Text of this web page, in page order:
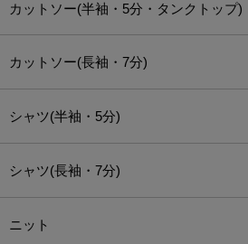
カットソー(半袖・5分・タンクトップ)
カットソー(長袖・7分)
シャツ(半袖・5分)
シャツ(長袖・7分)
ニット